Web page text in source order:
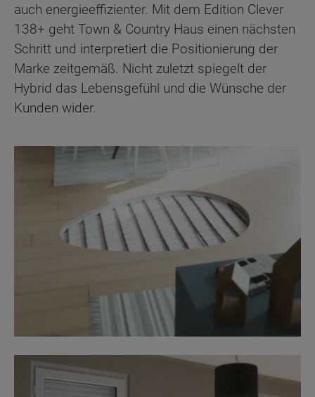
auch energieeffizienter. Mit dem Edition Clever
138+ geht Town & Country Haus einen nächsten
Schritt und interpretiert die Positionierung der
Marke zeitgemäß. Nicht zuletzt spiegelt der
Hybrid das Lebensgefühl und die Wünsche der
Kunden wider.